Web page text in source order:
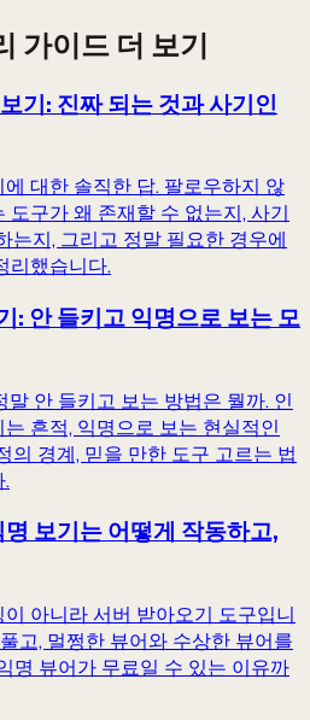
가이드 더 보기
기: 진짜 되는 것과 사기인
대한 솔직한 답. 팔로우하지 않
도구가 왜 존재할 수 없는지, 사기
는지, 그리고 정말 필요한 경우에
리했습니다.
: 안 들키고 익명으로 보는 모
안 들키고 보는 방법은 뭘까. 인
흔적, 익명으로 보는 현실적인
의 경계, 믿을 만한 도구 고르는 법
.
보기는 어떻게 작동하고,
아니라 서버 받아오기 도구입니
고, 멀쩡한 뷰어와 수상한 뷰어를
명 뷰어가 무료일 수 있는 이유까